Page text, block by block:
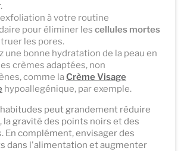
à votre routine
pour éliminer les cellules mortes
les pores.
une bonne hydratation de la peau en
crèmes adaptées, non
comme la Crème Visage
hypoallegénique, par exemple.
peut grandement réduire
la gravité des points noirs et des
En complément, envisager des
dans l'alimentation et augmenter